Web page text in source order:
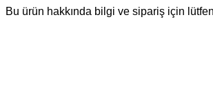
Bu ürün hakkında bilgi ve sipariş için